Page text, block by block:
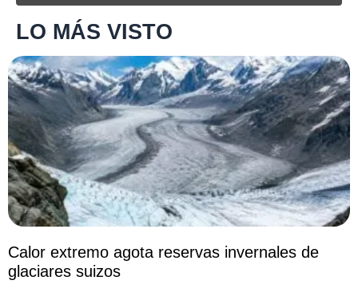
LO MÁS VISTO
Calor extremo agota reservas invernales de
glaciares suizos